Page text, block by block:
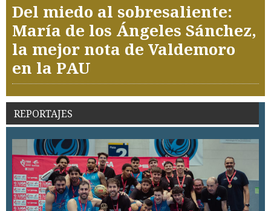
Del miedo al sobresaliente:
María de los Ángeles Sánchez,
la mejor nota de Valdemoro
en la PAU
REPORTAJES